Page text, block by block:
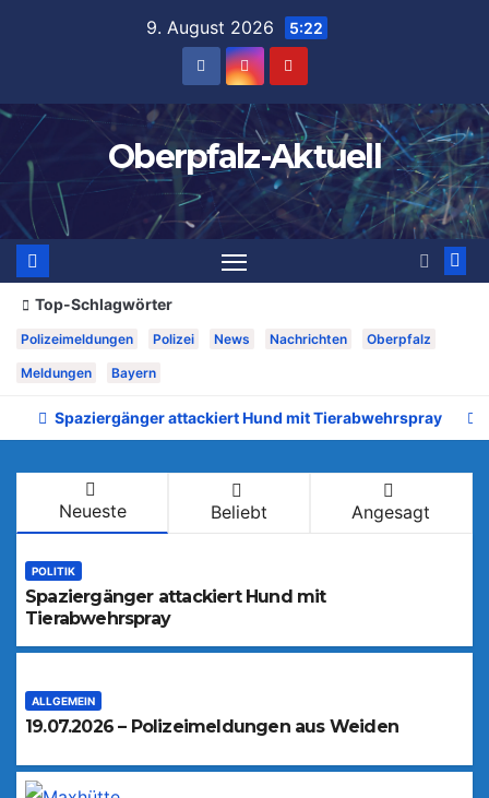
9. August 2026 5:22
Oberpfalz-Aktuell
Top-Schlagwörter
Polizeimeldungen Polizei News Nachrichten Oberpfalz
Meldungen Bayern
Spaziergänger attackiert Hund mit Tierabwehrspray
Neueste Beliebt Angesagt
POLITIK
Spaziergänger attackiert Hund mit
Tierabwehrspray
ALLGEMEIN
19.07.2026 – Polizeimeldungen aus Weiden